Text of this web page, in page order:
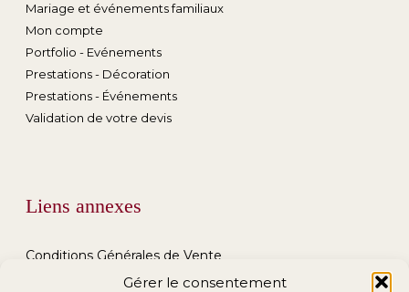
Gérer le consentement
Mariage et événements familiaux
Mon compte
Portfolio - Evénements
Prestations - Décoration
Prestations - Événements
Validation de votre devis
Liens annexes
Conditions Générales de Vente